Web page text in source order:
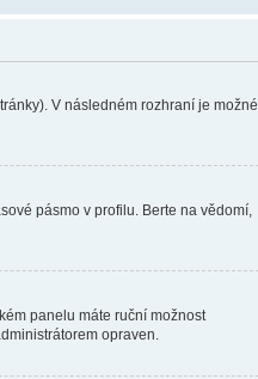
V následném rozhraní je možné
pásmo v profilu. Berte na vědomí,
panelu máte ruční možnost
opraven.